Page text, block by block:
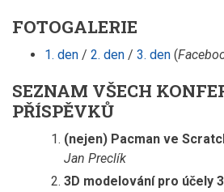
FOTOGALERIE
1. den / 2. den / 3. den (
SEZNAM VŠECH
PŘÍSPĚVKŮ
(nejen) Pacman ve
Jan Preclík
3D modelování pro účely